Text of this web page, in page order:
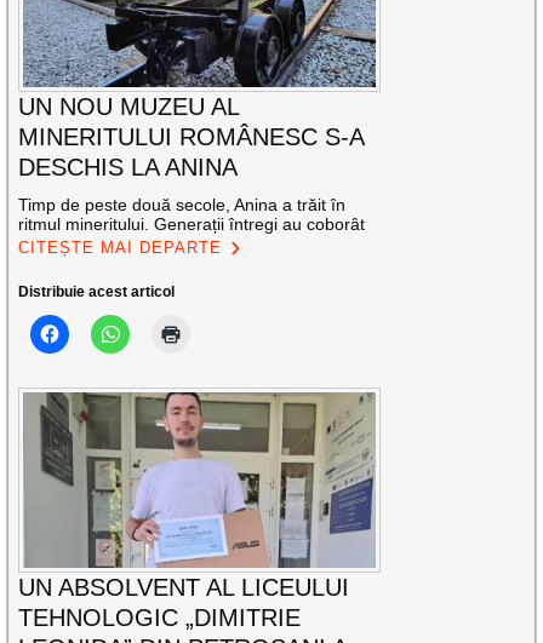
UN NOU MUZEU AL
MINERITULUI ROMÂNESC S-A
DESCHIS LA ANINA
Timp de peste două secole, Anina a trăit în
ritmul mineritului. Generații întregi au coborât
CITEȘTE MAI DEPARTE
Distribuie acest articol
UN ABSOLVENT AL LICEULUI
TEHNOLOGIC „DIMITRIE